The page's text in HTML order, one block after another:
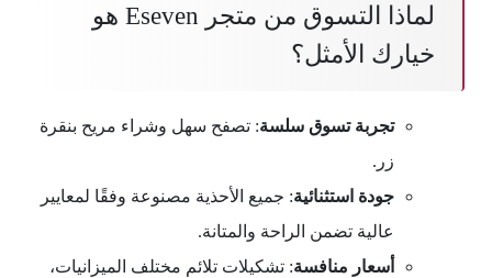
لماذا التسوق من متجر Eseven هو
خيارك الأمثل؟
تجربة تسوق سلسة: تصفح سهل وشراء مريح بنقرة
زر.
جودة استثنائية: جميع الأحذية مصنوعة وفقًا لمعايير
عالية تضمن الراحة والمتانة.
أسعار منافسة: تشكيلات تلائم مختلف الميزانيات،